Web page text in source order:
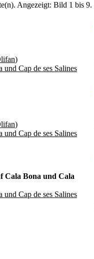
Angezeigt: Bild 1 bis 9.
)
und Cap de ses Salines
)
und Cap de ses Salines
Bona und Cala
und Cap de ses Salines